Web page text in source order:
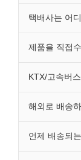
택배사는 어
제품을 직접
KTX/고속버
해외로 배송
언제 배송되